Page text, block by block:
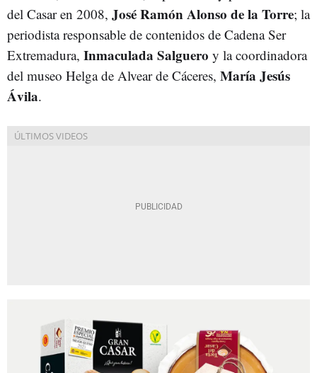
del Casar en 2008, José Ramón Alonso de la Torre; la
periodista responsable de contenidos de Cadena Ser
Extremadura, Inmaculada Salguero y la coordinadora
del museo Helga de Alvear de Cáceres, María Jesús
Ávila.